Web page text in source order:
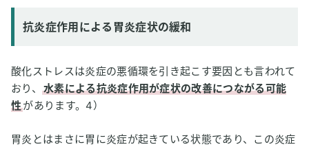
抗炎症作用による胃炎症状の緩和
酸化ストレスは炎症の悪循環を引き起こす要因とも言われて
おり、
水素による抗炎症作用が症状の改善につながる可能
性があります。4）
胃炎とはまさに胃に炎症が起きている状態であり、この炎症